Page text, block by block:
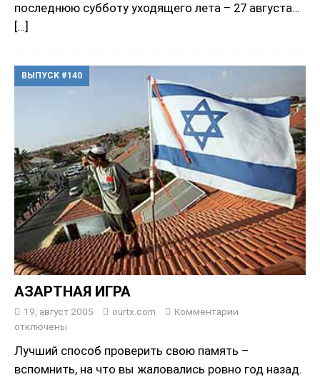
последнюю субботу уходящего лета – 27 августа…
[…]
ВЫПУСК #140
АЗАРТНАЯ ИГРА
19, август 2005 ourtx.com
Комментарии
отключены
Лучший способ проверить свою память –
вспомнить, на что вы жаловались ровно год назад.